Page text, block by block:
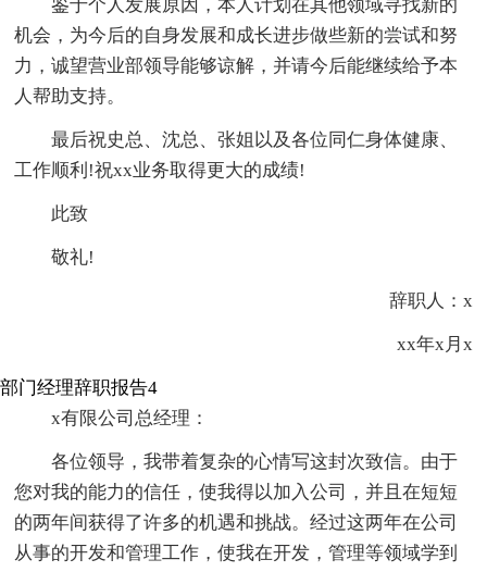
鉴于个人发展原因，本人计划在其他领域寻找新的
机会，为今后的自身发展和成长进步做些新的尝试和努
力，诚望营业部领导能够谅解，并请今后能继续给予本
人帮助支持。
最后祝史总、沈总、张姐以及各位同仁身体健康、
工作顺利!祝xx业务取得更大的成绩!
此致
敬礼!
辞职人：x
xx年x月x
部门经理辞职报告4
x有限公司总经理：
各位领导，我带着复杂的心情写这封次致信。由于
您对我的能力的信任，使我得以加入公司，并且在短短
的两年间获得了许多的机遇和挑战。经过这两年在公司
从事的开发和管理工作，使我在开发，管理等领域学到